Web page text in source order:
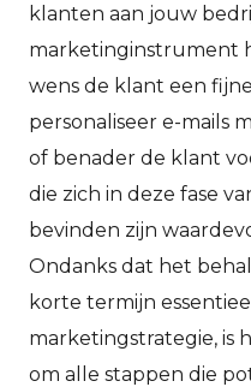
klanten aan jouw
marketinginstrument
wens de klant een
personaliseer e-mails
of benader de klant
die zich in deze fase
bevinden zijn
Ondanks dat het
korte termijn
marketingstrategie, is
om alle stappen die